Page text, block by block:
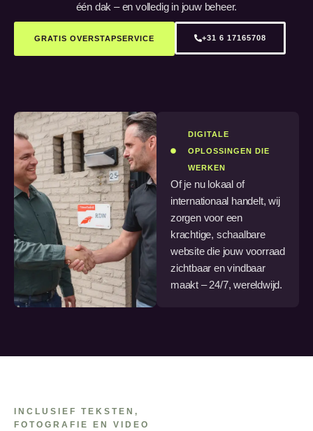
één dak – en volledig in jouw beheer.
GRATIS OVERSTAPSERVICE +31 6 17165708
DIGITALE
OPLOSSINGEN DIE
WERKEN
Of je nu lokaal of
internationaal handelt, wij
zorgen voor een
krachtige, schaalbare
website die jouw voorraad
zichtbaar en vindbaar
maakt – 24/7, wereldwijd.
INCLUSIEF TEKSTEN,
FOTOGRAFIE EN VIDEO